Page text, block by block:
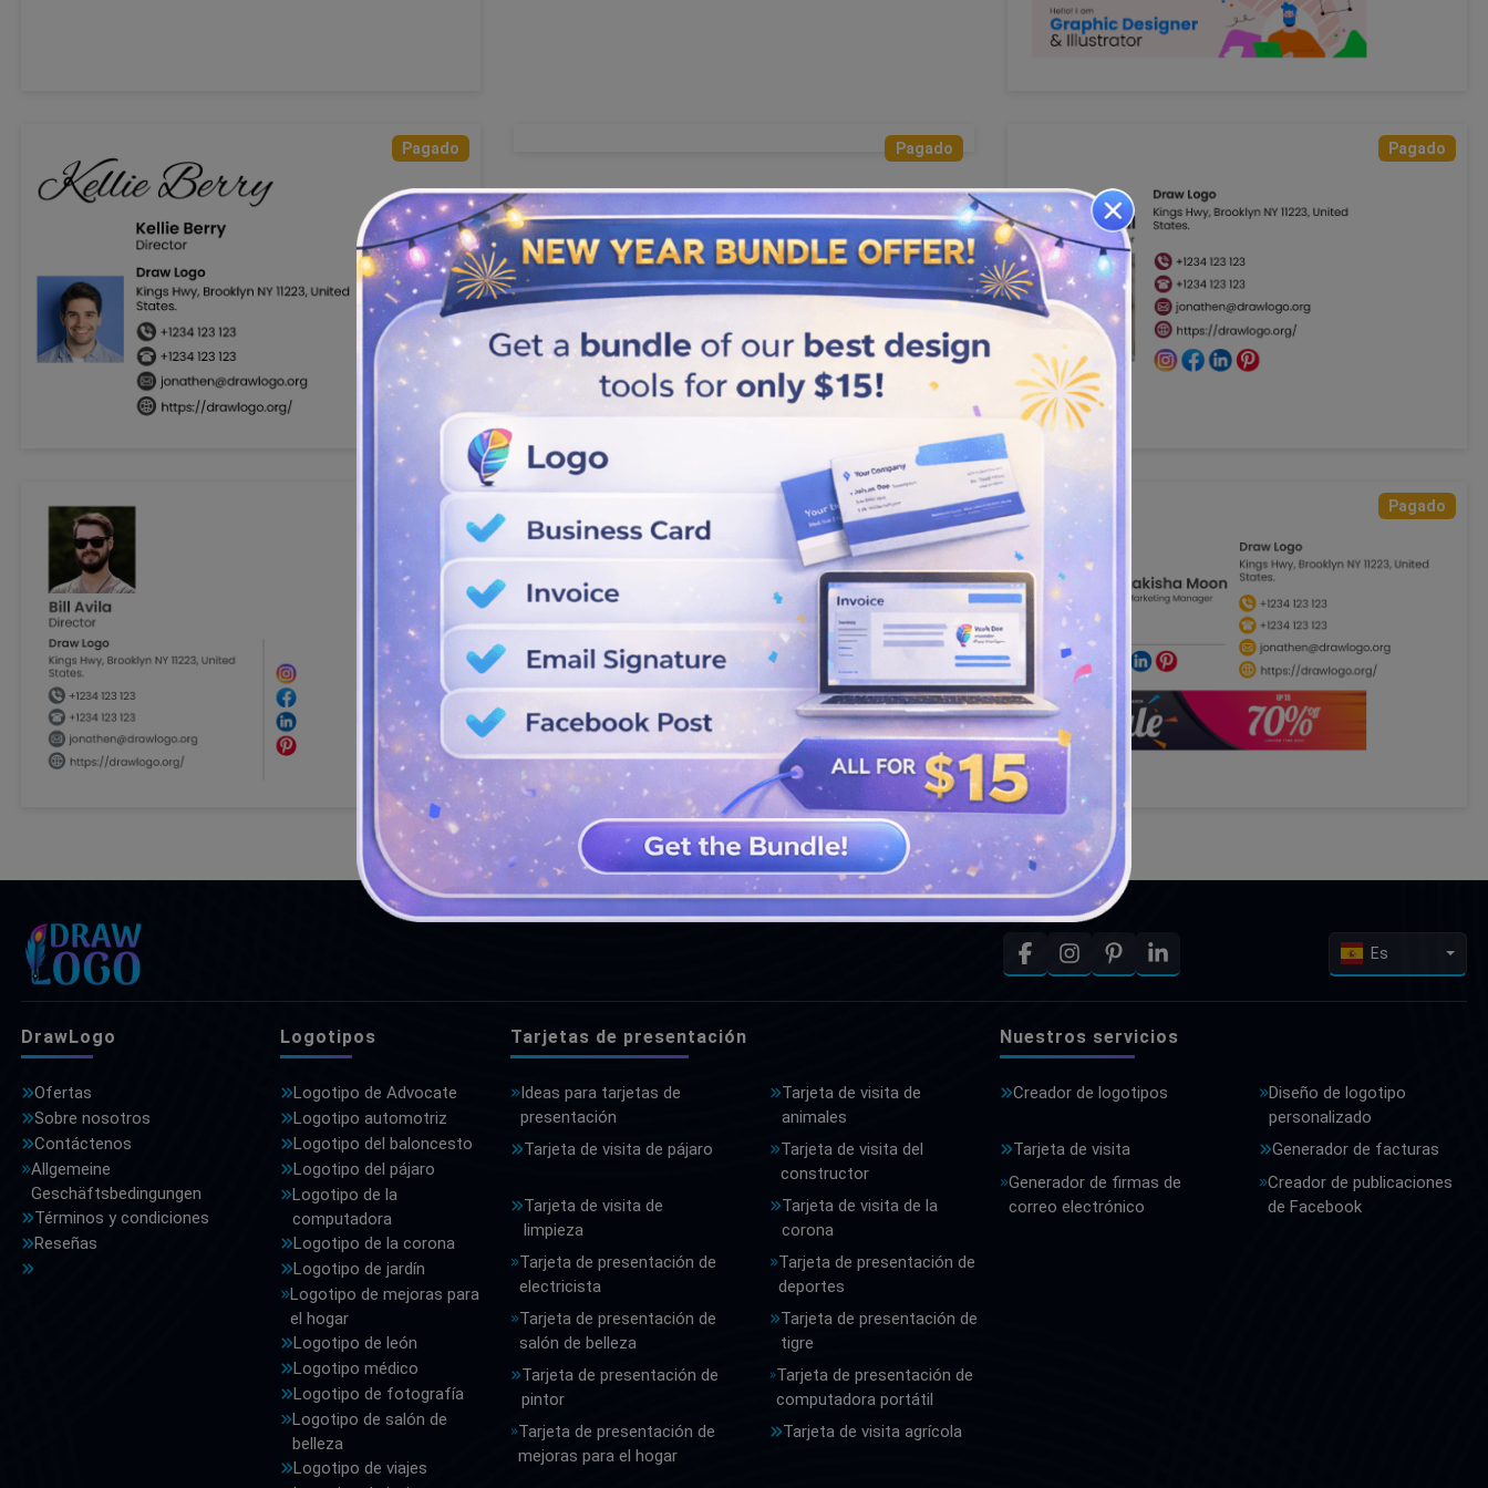
Pagado Pagado Pagado
Pagado Pagado Pagado
Es
DrawLogo
Ofertas
Sobre nosotros
Contáctenos
Allgemeine
Geschäftsbedingungen
Términos y condiciones
Reseñas
Logotipos
Logotipo de Advocate
Logotipo automotriz
Logotipo del baloncesto
Logotipo del pájaro
Logotipo de la
computadora
Logotipo de la corona
Logotipo de jardín
Logotipo de mejoras para
el hogar
Logotipo de león
Logotipo médico
Logotipo de fotografía
Logotipo de salón de
belleza
Logotipo de viajes
Tarjetas de presentación
Ideas para tarjetas de
presentación
Tarjeta de visita de
animales
Tarjeta de visita de pájaro
Tarjeta de visita del
constructor
Tarjeta de visita de
limpieza
Tarjeta de visita de la
corona
Tarjeta de presentación de
electricista
Tarjeta de presentación de
deportes
Tarjeta de presentación de
salón de belleza
Tarjeta de presentación de
tigre
Tarjeta de presentación de
pintor
Tarjeta de presentación de
computadora portátil
Tarjeta de presentación de
mejoras para el hogar
Tarjeta de visita agrícola
Nuestros servicios
Creador de logotipos
Diseño de logotipo
personalizado
Tarjeta de visita
Generador de facturas
Generador de firmas de
correo electrónico
Creador de publicaciones
de Facebook